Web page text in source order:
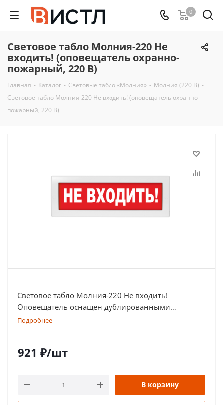
0
Световое табло Молния-220 Не
входить! (оповещатель охранно-
пожарный, 220 В)
Главная - Каталог - Световые табло «Молния» - Молния (220 В) -
Световое табло Молния-220 Не входить! (оповещатель охранно-
пожарный, 220 В)
Световое табло Молния-220 Не входить!
Оповещатель оснащен дублированными
клеммами
Подробнее
921 ₽/шт
В корзину